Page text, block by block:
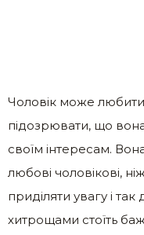
Чоловік може любити
підозрювати, що
своїм інтересам.
любові чоловікові,
приділяти увагу і так
хитрощами стоїть